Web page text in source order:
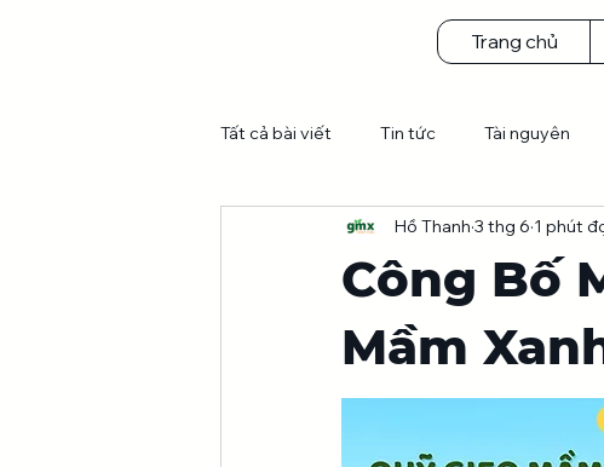
Trang chủ
Tất cả bài viết Tin tức Tài nguyên
Hành trình sau 7 tháng phủ xanh Chù
Công Bố
Mầm
Hồ Thanh 3 thg 6 1 phút